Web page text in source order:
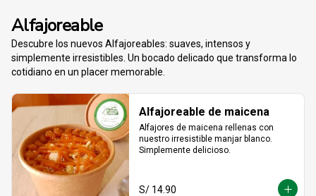
Alfajoreable
Descubre los nuevos Alfajoreables: suaves, intensos y
simplemente irresistibles. Un bocado delicado que transforma lo
cotidiano en un placer memorable.
Alfajoreable de maicena
Alfajores de maicena rellenas con
nuestro irresistible manjar blanco.
Simplemente delicioso.
S/ 14.90